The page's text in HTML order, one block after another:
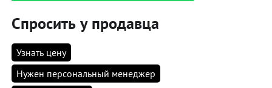
Спросить у продавца
Узнать цену
Нужен персональный менеджер